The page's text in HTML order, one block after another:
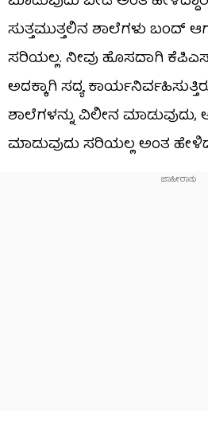
ಸುತ್ತಮುತ್ತಲಿನ ಶಾಲೆಗಳು ಬಂದ್
ಸರಿಯಲ್ಲ. ನೀವು ಹೊಸದಾಗಿ
ಅದಕ್ಕಾಗಿ ಸದ್ಯ
ಶಾಲೆಗಳನ್ನು ವಿಲೀನ
ಮಾಡುವುದು ಸರಿಯಲ್ಲ ಅಂತ